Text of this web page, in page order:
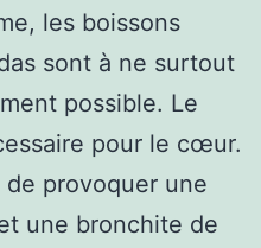
les boissons
sont à ne surtout
possible. Le
pour le cœur.
de provoquer une
une bronchite de